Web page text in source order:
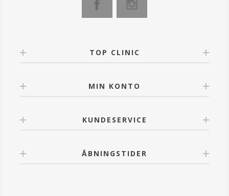
TOP CLINIC
MIN KONTO
KUNDESERVICE
ÅBNINGSTIDER